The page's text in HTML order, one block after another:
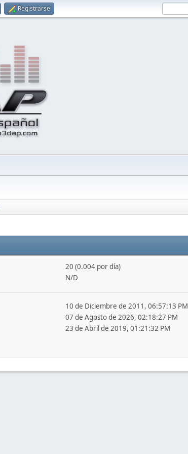
Registrarse
20 (0.004 por día)
N/D
10 de Diciembre de 2011, 06:57:13 PM
07 de Agosto de 2026, 02:18:27 PM
23 de Abril de 2019, 01:21:32 PM